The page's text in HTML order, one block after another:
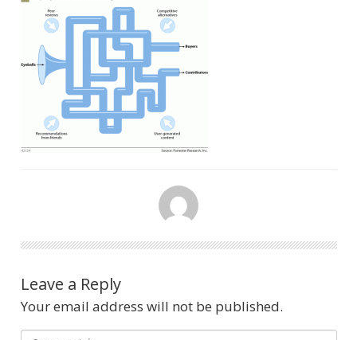
Leave a Reply
Your email address will not be published.